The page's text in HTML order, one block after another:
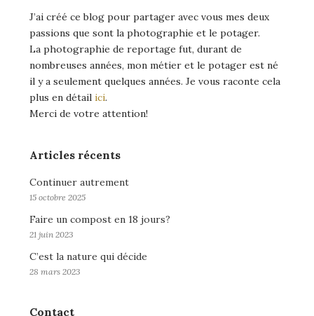
J’ai créé ce blog pour partager avec vous mes deux
passions que sont la photographie et le potager.
La photographie de reportage fut, durant de
nombreuses années, mon métier et le potager est né
il y a seulement quelques années. Je vous raconte cela
plus en détail ici.
Merci de votre attention!
Articles récents
Continuer autrement
15 octobre 2025
Faire un compost en 18 jours?
21 juin 2023
C’est la nature qui décide
28 mars 2023
Contact